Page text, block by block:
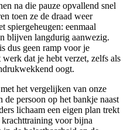
na die pauze opvallend snel
toen ze de draad weer
spiergeheugen: eenmaal
blijven langdurig aanwezig.
dus geen ramp voor je
dat je hebt verzet, zelfs als
oogt.
het vergelijken van onze
de persoon op het bankje naast
lichaam een eigen plan trekt
krachttraining voor bijna